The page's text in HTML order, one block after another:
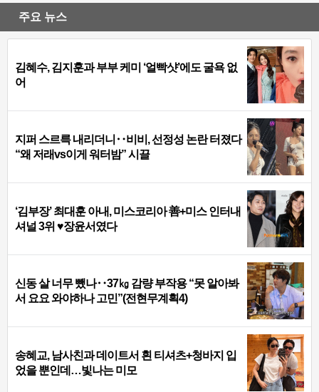
주요 뉴스
김혜수, 김지훈과 부부 케미 ‘얼빡샷’에도 굴욕 없
어
지퍼 스르륵 내리더니‥비비, 선정성 논란 터졌다
“왜 저래vs이게 워터밤” 시끌
‘김부장’ 최대훈 아내, 미스코리아 善+미스 인터내
셔널 3위 ♥장윤서였다
신동 살 너무 뺐나‥37㎏ 감량 부작용 “못 알아봐
서 요요 와야하나 고민”(전현무계획4)
송혜교, 남사친과 데이트서 흰 티셔츠+청바지 입
었을 뿐인데…빛나는 미모